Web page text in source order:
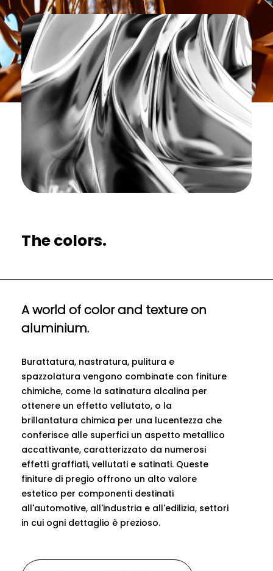
The colors.
A world of color and texture on
aluminium.
Burattatura, nastratura, pulitura e
spazzolatura vengono combinate con finiture
chimiche, come la satinatura alcalina per
ottenere un effetto vellutato, o la
brillantatura chimica per una lucentezza che
conferisce alle superfici un aspetto metallico
accattivante, caratterizzato da numerosi
effetti graffiati, vellutati e satinati. Queste
finiture di pregio offrono un alto valore
estetico per componenti destinati
all'automotive, all'industria e all'edilizia, settori
in cui ogni dettaglio è prezioso.